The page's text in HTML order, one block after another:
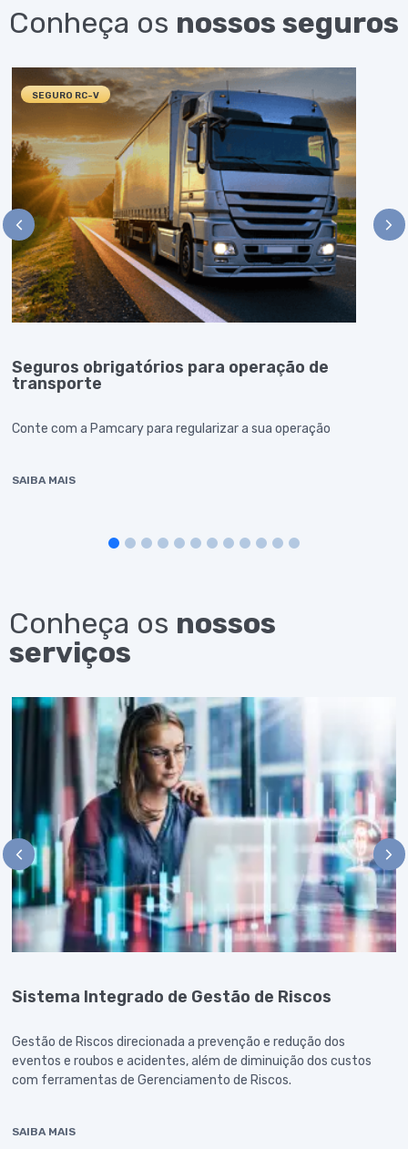
Conheça os nossos seguros
SEGURO RC-V
Seguros obrigatórios para operação de
transporte
Conte com a Pamcary para regularizar a sua operação
SAIBA MAIS
4 5 6 7 8 9 1011 12
Conheça os nossos
serviços
Sistema Integrado de Gestão de Riscos
Gestão de Riscos direcionada a prevenção e redução dos
eventos e roubos e acidentes, além de diminuição dos custos
com ferramentas de Gerenciamento de Riscos.
SAIBA MAIS